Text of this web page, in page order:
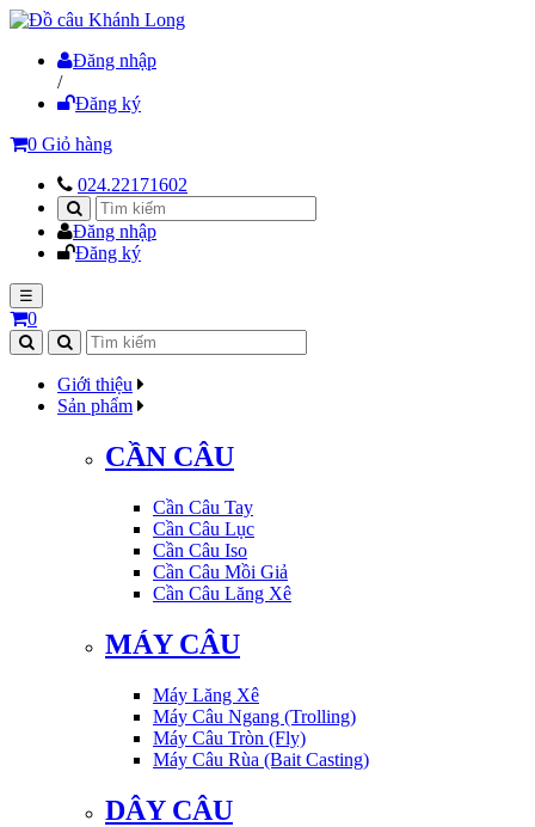
Đăng nhập
/
Đăng ký
0 Giỏ hàng
024.22171602
Đăng nhập
Đăng ký
☰
0
Giới thiệu
Sản phẩm
CẦN CÂU
Cần Câu Tay
Cần Câu Lục
Cần Câu Iso
Cần Câu Mồi Giả
Cần Câu Lăng Xê
MÁY CÂU
Máy Lăng Xê
Máy Câu Ngang (Trolling)
Máy Câu Tròn (Fly)
Máy Câu Rùa (Bait Casting)
DÂY CÂU